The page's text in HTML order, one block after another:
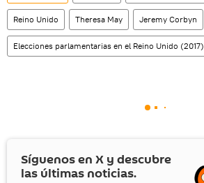
Reino Unido Theresa May Jeremy Corbyn
Elecciones parlamentarias en el Reino Unido (2017)
Síguenos en X y descubre
las últimas noticias.